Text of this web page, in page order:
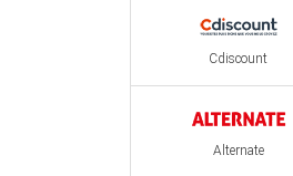
Cdiscount
Alternate